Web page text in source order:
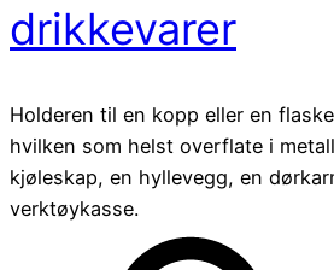
drikkevarer
Holderen til en kopp eller en
hvilken som helst overflate i
kjøleskap, en hyllevegg, en
verktøykasse.